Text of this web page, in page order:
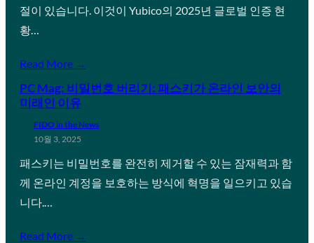
절이 있습니다. 이것이 Yubico의 2025년 글로벌 인증 현
황…
Read More →
PC Mag: 비밀번호 버리기: 패스키가 온라인 보안의
미래인 이유
FIDO in the News
10월 3, 2025
패스키는 비밀번호를 완전히 제거할 수 있는 잠재력과 함
께 온라인 계정을 보호하는 방식에 혁명을 일으키고 있습
니다.…
Read More →